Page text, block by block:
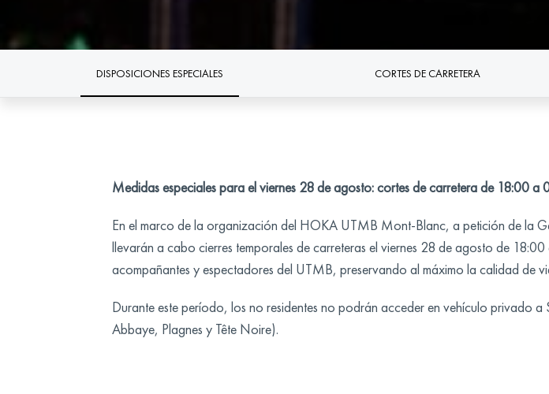
DISPOSICIONES ESPECIALES CORTES DE CARRETERA
Medidas especiales para el viernes 28 de agosto: cortes de carretera de 18:00 a
En el marco de la organización del HOKA UTMB Mont-Blanc, a petición de la
llevarán a cabo cierres temporales de carreteras el viernes 28 de agosto de
acompañantes y espectadores del UTMB, preservando al máximo la calidad de
Durante este período, los no residentes no podrán acceder en vehículo privado
Abbaye, Plagnes y Tête Noire).